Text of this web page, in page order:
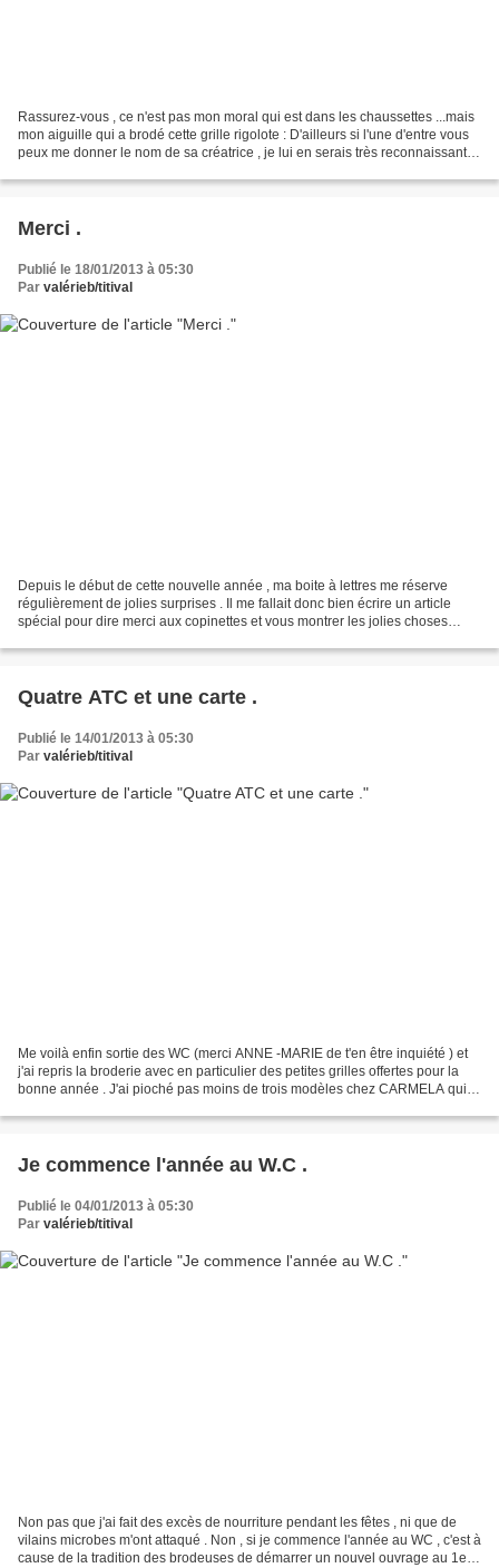
Rassurez-vous , ce n'est pas mon moral qui est dans les chaussettes ...mais
mon aiguille qui a brodé cette grille rigolote : D'ailleurs si l'une d'entre vous
peux me donner le nom de sa créatrice , je lui en serais très reconnaissante .
Merci .
Publié le 18/01/2013 à 05:30
Par valérieb/titival
Depuis le début de cette nouvelle année , ma boite à lettres me réserve
régulièrement de jolies surprises . Il me fallait donc bien écrire un article
spécial pour dire merci aux copinettes et vous montrer les jolies choses
Quatre ATC et une carte .
Publié le 14/01/2013 à 05:30
Par valérieb/titival
Me voilà enfin sortie des WC (merci ANNE -MARIE de t'en être inquiété ) et
j'ai repris la broderie avec en particulier des petites grilles offertes pour la
bonne année . J'ai pioché pas moins de trois modèles chez CARMELA qui
Je commence l'année au W.C .
Publié le 04/01/2013 à 05:30
Par valérieb/titival
Non pas que j'ai fait des excès de nourriture pendant les fêtes , ni que de
vilains microbes m'ont attaqué . Non , si je commence l'année au WC , c'est à
cause de la tradition des brodeuses de démarrer un nouvel ouvrage au 1er